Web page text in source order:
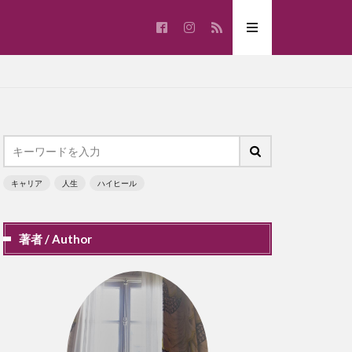
キャリア 人生 ハイヒール
著者 / Author